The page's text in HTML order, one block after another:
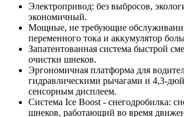
Электропривод: без выбросов,
экономичный.
Мощные, не требующие
переменного тока и аккумулятор
Запатентованная система быстрой
очистки шнеков.
Эргономичная платформа для
гидравлическими рычагами и 4,3-
сенсорным дисплеем.
Система Ice Boost - снегодробилка:
шнеков, работающий во время